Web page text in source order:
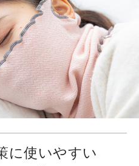
に使いやすい